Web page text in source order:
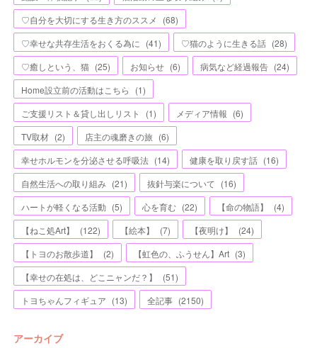
♡自分を大切にする生き方のススメ
(68)
♡幸せな共存生活をおくる為に (41) ♡猫のように生きる話 (28)
♡癒しという、猫 (25) お知らせ (6) 病気など経過報告 (24)
Home設立前の活動はこちら
(1)
ご支援リスト＆貸し出しリスト
(1) メディア情報 (6)
TV取材 (2) 店主の魂磨きの旅 (6)
幸せホルモンを分泌させる呼吸法 (14) 健康を取り戻す話 (16)
自然生活への取り組み (21) 抜針与楽について (16)
ハートが軽くなる活動 (5) 心を育む (22) 【命の物語】 (4)
【ねこ処Art】
(122) 【絵本】 (7) 【夜明け】 (24)
【トヨのお散歩道】
(2) 【虹色の、ふうせん】Art (3)
【幸せの在処は、どこニャンだ？】
(51)
トヨちゃんフィギュア (13) 全記事 (2150)
アーカイブ